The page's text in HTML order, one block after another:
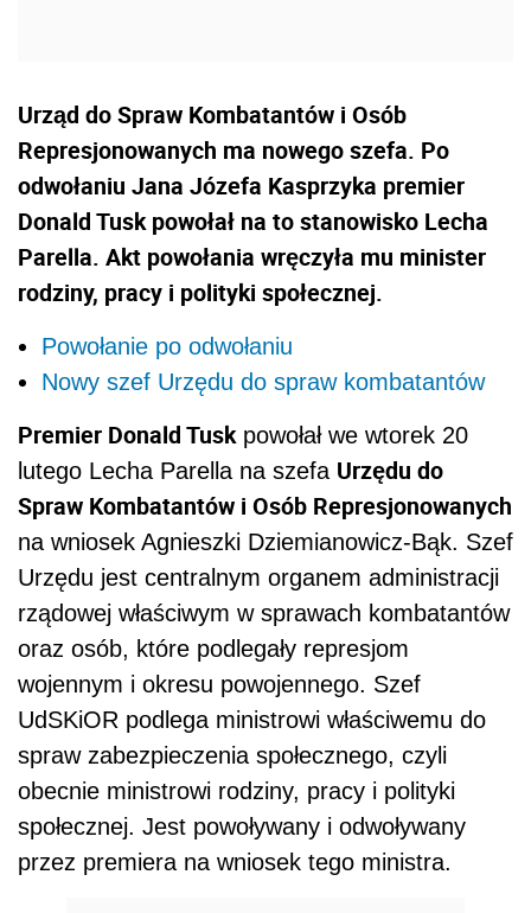
Urząd do Spraw Kombatantów i Osób
Represjonowanych ma nowego szefa. Po
odwołaniu Jana Józefa Kasprzyka premier
Donald Tusk powołał na to stanowisko Lecha
Parella. Akt powołania wręczyła mu minister
rodziny, pracy i polityki społecznej.
Powołanie po odwołaniu
Nowy szef Urzędu do spraw kombatantów
Premier Donald Tusk powołał we wtorek 20
lutego Lecha Parella na szefa Urzędu do
Spraw Kombatantów i Osób Represjonowanych
na wniosek Agnieszki Dziemianowicz-Bąk. Szef
Urzędu jest centralnym organem administracji
rządowej właściwym w sprawach kombatantów
oraz osób, które podlegały represjom
wojennym i okresu powojennego. Szef
UdSKiOR podlega ministrowi właściwemu do
spraw zabezpieczenia społecznego, czyli
obecnie ministrowi rodziny, pracy i polityki
społecznej. Jest powoływany i odwoływany
przez premiera na wniosek tego ministra.